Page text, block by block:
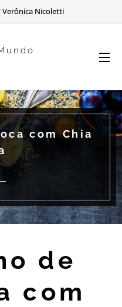
Verônica Nicoletti
com Chia
de
com